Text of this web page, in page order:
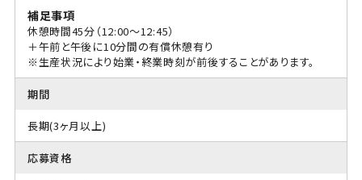
補足事項
休憩時間45分（12:00～12:45）
＋午前と午後に10分間の有償休憩有り
※生産状況により始業・終業時刻が前後することがあります。
期間
長期(3ヶ月以上)
応募資格